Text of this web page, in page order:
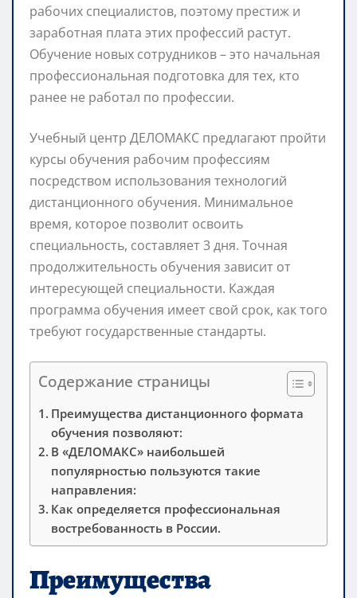
рабочих специалистов, поэтому престиж и
заработная плата этих профессий растут.
Обучение новых сотрудников – это начальная
профессиональная подготовка для тех, кто
ранее не работал по профессии.
Учебный центр ДЕЛОМАКС предлагают пройти
курсы обучения рабочим профессиям
посредством использования технологий
дистанционного обучения. Минимальное
время, которое позволит освоить
специальность, составляет 3 дня. Точная
продолжительность обучения зависит от
интересующей специальности. Каждая
программа обучения имеет свой срок, как того
требуют государственные стандарты.
Содержание страницы
Преимущества дистанционного формата
обучения позволяют:
В «ДЕЛОМАКС» наибольшей
популярностью пользуются такие
направления:
Как определяется профессиональная
востребованность в России.
Преимущества